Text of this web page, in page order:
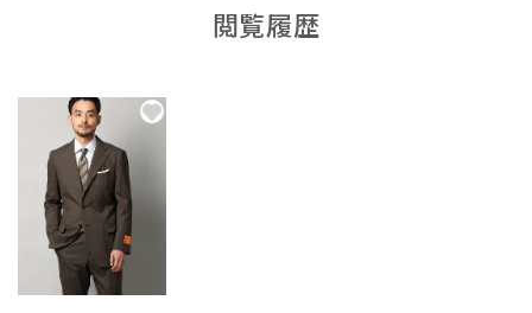
閲覧履歴